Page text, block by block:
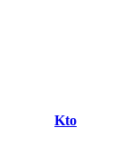
Kto